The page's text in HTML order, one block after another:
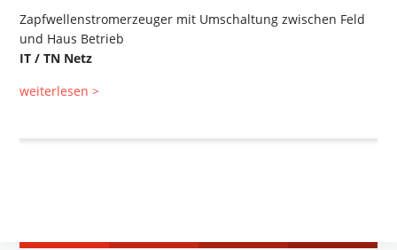
Zapfwellenstromerzeuger mit Umschaltung zwischen Feld
und Haus Betrieb
IT / TN Netz
weiterlesen >